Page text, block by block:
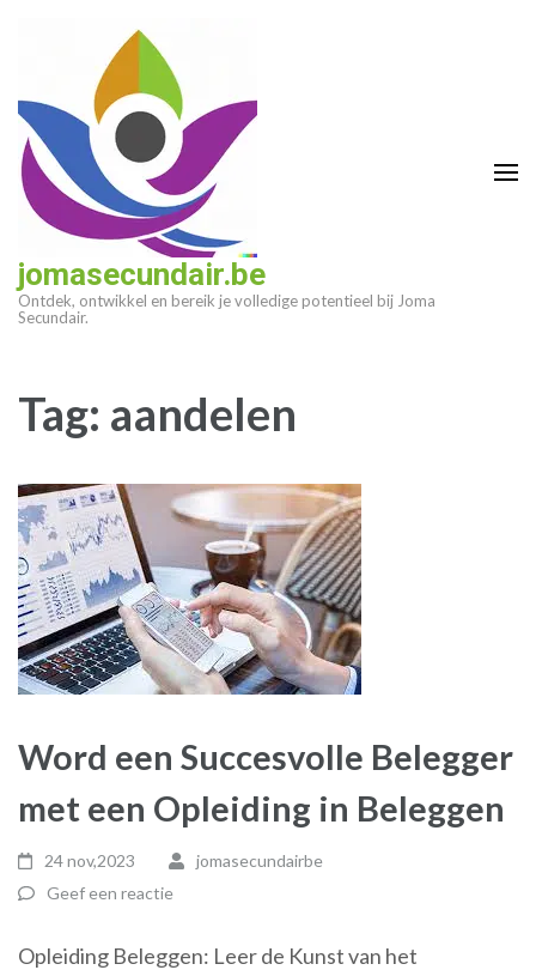
(druk
enter)
jomasecundair.be
Ontdek, ontwikkel en bereik je volledige potentieel bij Joma
Secundair.
Tag: aandelen
Word een Succesvolle Belegger
met een Opleiding in Beleggen
24 nov,2023
jomasecundairbe
Geef een reactie
Opleiding Beleggen: Leer de Kunst van het